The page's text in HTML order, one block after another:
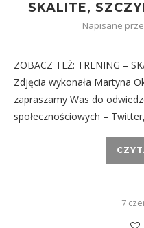
SKALITE,
Napisane
ZOBACZ TEŻ: TRENING –
Zdjęcia wykonała Martyna
zapraszamy Was do
społecznościowych –
7